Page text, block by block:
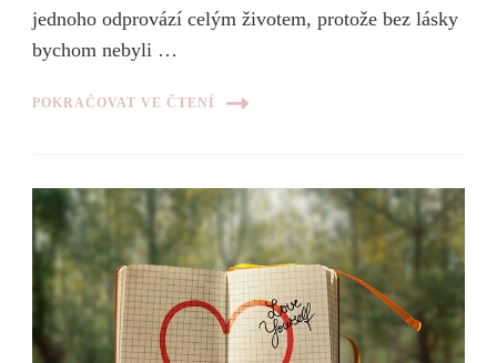
jednoho odprovází celým životem, protože bez lásky
bychom nebyli …
POKRAČOVAT VE ČTENÍ